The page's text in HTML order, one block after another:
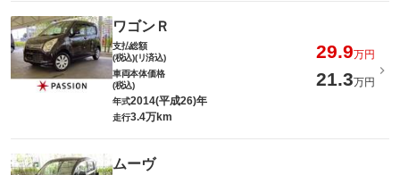
ワゴンＲ
支払総額
(税込)(リ済込)
29.9万円
車両本体価格
(税込)
21.3万円
年式2014(平成26)年
走行3.4万km
ムーヴ